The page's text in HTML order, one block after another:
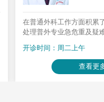
在普通外科工作方面积累
处理普外专业急危重及疑
练操作腹腔镜、胆道镜和
开诊时间：周二上午
查看更